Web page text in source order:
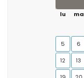
lu
ma
5 6
12 13